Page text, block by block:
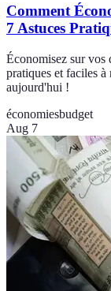
Comment
7 Astuces
Économisez sur vos
pratiques et faciles
aujourd'hui !
économiesbudget
Aug 7